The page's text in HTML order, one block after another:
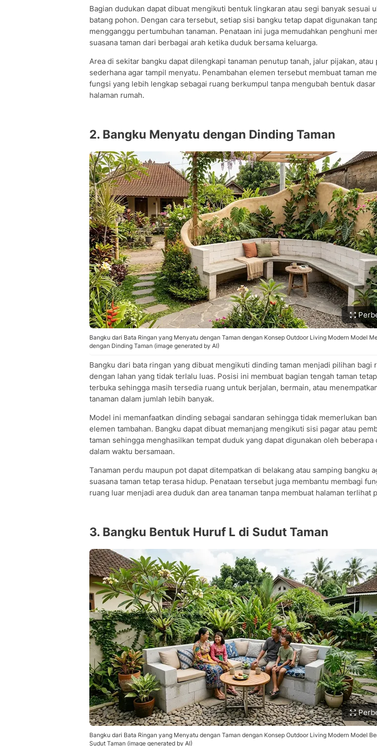
Bagian dudukan dapat dibuat mengikuti bentuk lingkaran atau segi banyak sesuai
batang pohon. Dengan cara tersebut, setiap sisi bangku tetap dapat digunakan
mengganggu pertumbuhan tanaman. Penataan ini juga memudahkan penghuni
suasana taman dari berbagai arah ketika duduk bersama keluarga.
Area di sekitar bangku dapat dilengkapi tanaman penutup tanah, jalur pijakan, atau
sederhana agar tampil menyatu. Penambahan elemen tersebut membuat taman
fungsi yang lebih lengkap sebagai ruang berkumpul tanpa mengubah bentuk dasar
halaman rumah.
2. Bangku Menyatu dengan Dinding Taman
Bangku dari Bata Ringan yang Menyatu dengan Taman dengan Konsep Outdoor Living Modern Model
dengan Dinding Taman (image generated by AI)
Bangku dari bata ringan yang dibuat mengikuti dinding taman menjadi pilihan bagi
dengan lahan yang tidak terlalu luas. Posisi ini membuat bagian tengah taman tetap
terbuka sehingga masih tersedia ruang untuk berjalan, bermain, atau
tanaman dalam jumlah lebih banyak.
Model ini memanfaatkan dinding sebagai sandaran sehingga tidak memerlukan
elemen tambahan. Bangku dapat dibuat memanjang mengikuti sisi pagar atau
taman sehingga menghasilkan tempat duduk yang dapat digunakan oleh beberapa
dalam waktu bersamaan.
Tanaman perdu maupun pot dapat ditempatkan di belakang atau samping bangku
suasana taman tetap terasa hidup. Penataan tersebut juga membantu membagi
ruang luar menjadi area duduk dan area tanaman tanpa membuat halaman terlihat
3. Bangku Bentuk Huruf L di Sudut Taman
Bangku dari Bata Ringan yang Menyatu dengan Taman dengan Konsep Outdoor Living Modern Model
Sudut Taman (image generated by AI)